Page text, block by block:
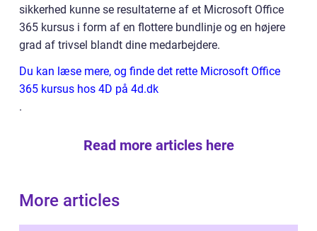
sikkerhed kunne se resultaterne af et Microsoft Office
365 kursus i form af en flottere bundlinje og en højere
grad af trivsel blandt dine medarbejdere.
Du kan læse mere, og finde det rette Microsoft Office
365 kursus hos 4D på 4d.dk
.
Read more articles here
More articles